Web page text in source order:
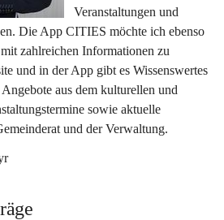
Veranstaltungen und
Die App CITIES möchte ich ebenso
zahlreichen Informationen zu
und in der App gibt es Wissenswertes
aus dem kulturellen und
sowie aktuelle
und der Verwaltung.